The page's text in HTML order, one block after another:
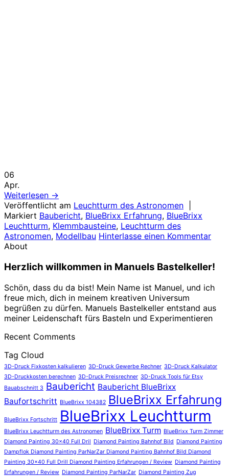
06
Apr.
Weiterlesen →
Veröffentlicht am Leuchtturm des Astronomen
Markiert Baubericht, BlueBrixx Erfahrung, BlueBrixx
Leuchtturm, Klemmbausteine, Leuchtturm des
Astronomen, Modellbau Hinterlasse einen Kommentar
About
Herzlich willkommen in Manuels Bastelkeller!
Schön, dass du da bist! Mein Name ist Manuel, und ich
freue mich, dich in meinem kreativen Universum
begrüßen zu dürfen. Manuels Bastelkeller entstand aus
meiner Leidenschaft fürs Basteln und Experimentieren
Recent Comments
Tag Cloud
3D-Druck Fixkosten kalkulieren 3D-Druck Gewerbe Rechner 3D-Druck Kalkulator
3D-Druckkosten berechnen 3D-Druck Preisrechner 3D-Druck Tools für Etsy
Bauabschnitt 3 Baubericht Baubericht BlueBrixx
Baufortschritt BlueBrixx 104382 BlueBrixx Erfahrung
BlueBrixx Fortschritt BlueBrixx Leuchtturm
BlueBrixx Leuchtturm des Astronomen BlueBrixx Turm BlueBrixx Turm Zimmer
Diamond Painting 30x40 Full Dril Diamond Painting Bahnhof Bild Diamond Painting
Dampflok Diamond Painting ParNarZar Diamond Painting Bahnhof Bild Diamond
Painting 30x40 Full Drill Diamond Painting Erfahrungen / Review Diamond Painting
Erfahrungen / Review Diamond Painting ParNarZar Diamond Painting Zug